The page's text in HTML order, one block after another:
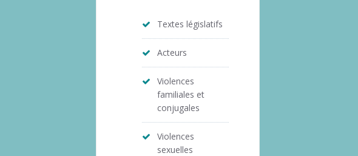
Textes législatifs
Acteurs
Violences
familiales et
conjugales
Violences
sexuelles